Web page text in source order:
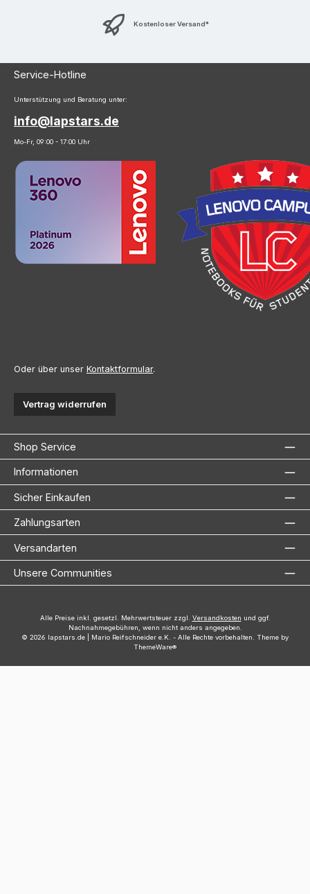
Kostenloser Versand*
Service-Hotline
Unterstützung und Beratung unter:
info@lapstars.de
Mo-Fr, 09:00 - 17:00 Uhr
Oder über unser Kontaktformular.
Vertrag widerrufen
Shop Service
Informationen
Sicher Einkaufen
Zahlungsarten
Versandarten
Unsere Communities
Alle Preise inkl. gesetzl. Mehrwertsteuer zzgl. Versandkosten und ggf.
Nachnahmegebühren, wenn nicht anders angegeben.
© 2026 lapstars.de | Mario Reifschneider e.K. - Alle Rechte vorbehalten. Theme by
ThemeWare®